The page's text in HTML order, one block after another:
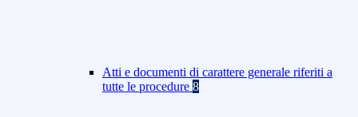
Atti e documenti di carattere generale riferiti a
tutte le procedure 8